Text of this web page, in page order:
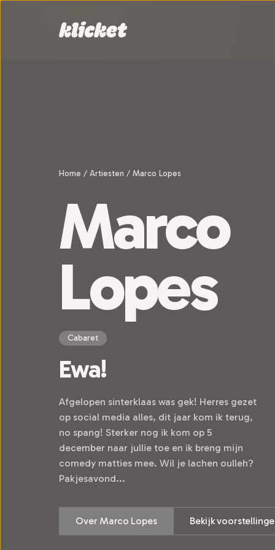
Home / Artiesten / Marco Lopes
Marco
Lopes
Cabaret
Ewa!
Afgelopen sinterklaas was gek! Herres gezet
op social media alles, dit jaar kom ik terug,
no spang! Sterker nog ik kom op 5
december naar jullie toe en ik breng mijn
comedy matties mee. Wil je lachen oulleh?
Pakjesavond...
Over Marco Lopes Bekijk